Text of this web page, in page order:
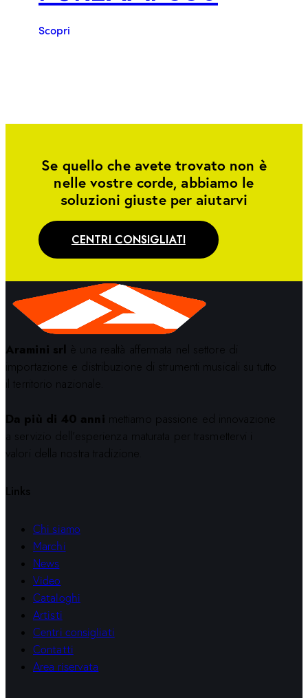
Scopri
Se quello che avete trovato non è
nelle vostre corde, abbiamo le
soluzioni giuste per aiutarvi
CENTRI CONSIGLIATI
Aramini srl è una realtà affermata nel settore di
importazione e distribuzione di strumenti musicali su tutto
il territorio nazionale.
Da più di 40 anni mettiamo passione ed innovazione
a servizio dell’esperienza maturata per trasmettervi i
valori della nostra tradizione.
Links
Chi siamo
Marchi
News
Video
Cataloghi
Artisti
Centri consigliati
Contatti
Area riservata